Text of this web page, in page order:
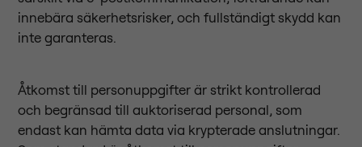
innebära säkerhetsrisker, och fullständigt skydd kan
inte garanteras.
Åtkomst till personuppgifter är strikt kontrollerad
och begränsad till auktoriserad personal, som
endast kan hämta data via krypterade anslutningar.